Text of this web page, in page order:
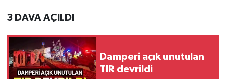
3 DAVA AÇILDI
Damperi açık unutulan
TIR devrildi